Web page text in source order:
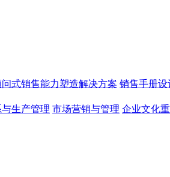
问式销售能力塑造解决方案 销售手册设
生产管理 市场营销与管理 企业文化